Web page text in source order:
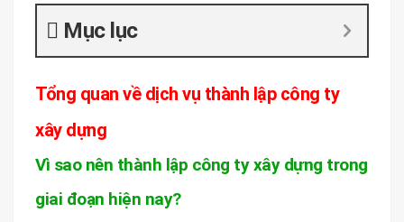
Mục lục
Tổng quan về dịch vụ thành lập công ty
xây dựng
Vì sao nên thành lập công ty xây dựng trong
giai đoạn hiện nay?